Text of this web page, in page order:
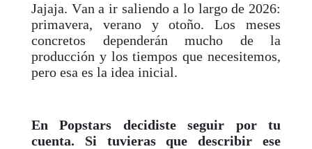
Jajaja. Van a ir saliendo a lo largo de 2026:
primavera, verano y otoño. Los meses
concretos dependerán mucho de la
producción y los tiempos que necesitemos,
pero esa es la idea inicial.
En Popstars decidiste seguir por tu
cuenta. Si tuvieras que describir ese